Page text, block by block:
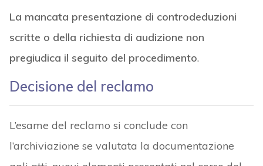
La mancata presentazione di controdeduzioni
scritte o della richiesta di audizione non
pregiudica il seguito del procedimento.
Decisione del reclamo
L’esame del reclamo si conclude con
l’archiviazione se valutata la documentazione